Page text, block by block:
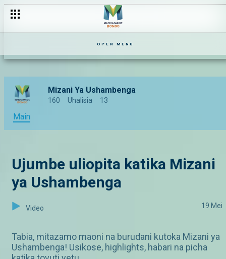
OPEN MENU
Mizani Ya Ushambenga
160 Uhalisia 13
Main
Ujumbe uliopita katika Mizani
ya Ushambenga
Video 19 Mei
Tabia, mitazamo maoni na burudani kutoka Mizani ya
Ushambenga! Usikose, highlights, habari na picha